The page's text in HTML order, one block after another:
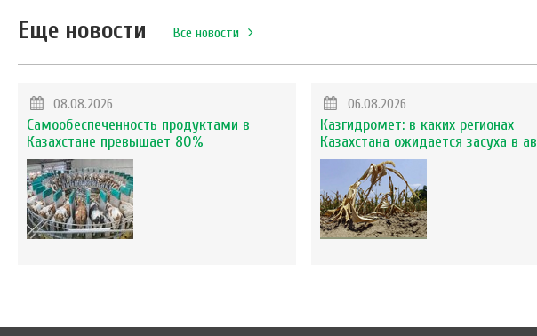
Еще новости Все новости
08.08.2026
Самообеспеченность продуктами в
Казахстане превышает 80%
06.08.2026
Казгидромет: в каких регионах
Казахстана ожидается засуха в